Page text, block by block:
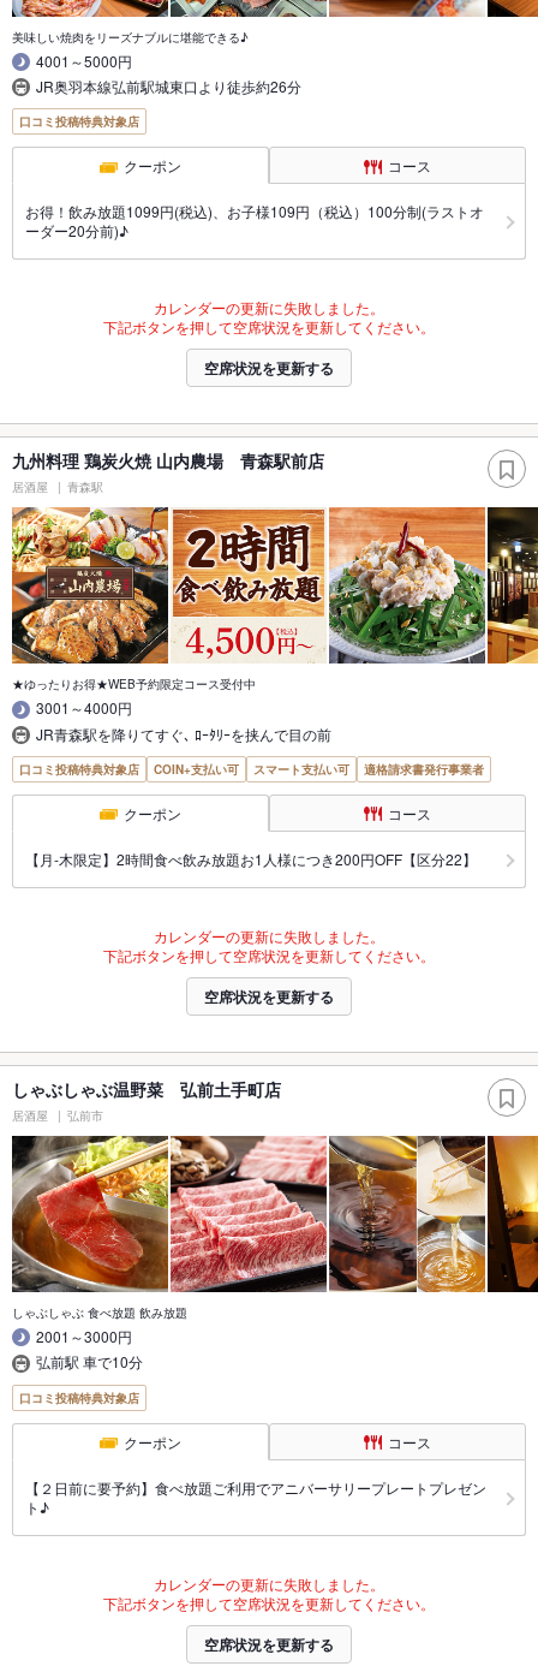
美味しい焼肉をリーズナブルに堪能できる♪
4001～5000円
JR奥羽本線弘前駅城東口より徒歩約26分
口コミ投稿特典対象店
クーポン コース
お得！飲み放題1099円(税込)、お子様109円（税込）100分制(ラストオ
ーダー20分前)♪
カレンダーの更新に失敗しました。
下記ボタンを押して空席状況を更新してください。
空席状況を更新する
九州料理 鶏炭火焼 山内農場 青森駅前店
居酒屋 青森駅
★ゆったりお得★WEB予約限定コース受付中
3001～4000円
JR青森駅を降りてすぐ､ ﾛｰﾀﾘｰを挟んで目の前
口コミ投稿特典対象店 COIN+支払い可 スマート支払い可 適格請求書発行事業者
クーポン コース
【月‐木限定】2時間食べ飲み放題お1人様につき200円OFF【区分22】
カレンダーの更新に失敗しました。
下記ボタンを押して空席状況を更新してください。
空席状況を更新する
しゃぶしゃぶ温野菜 弘前土手町店
居酒屋 弘前市
しゃぶしゃぶ 食べ放題 飲み放題
2001～3000円
弘前駅 車で10分
口コミ投稿特典対象店
クーポン コース
【２日前に要予約】食べ放題ご利用でアニバーサリープレートプレゼン
ト♪
カレンダーの更新に失敗しました。
下記ボタンを押して空席状況を更新してください。
空席状況を更新する